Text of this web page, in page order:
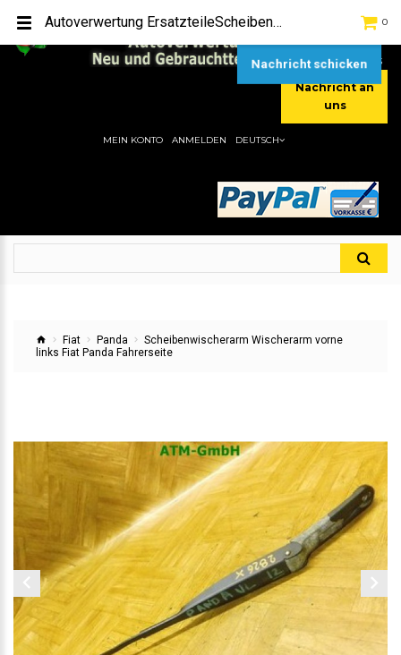
[+49] (0) 2232-5205
[+49] (0) 177 / 4080033
Nachricht an
uns
0
MEIN KONTO ANMELDEN DEUTSCH
Fiat Panda
Scheibenwischerarm Wischerarm vorne
links Fiat Panda Fahrerseite
Autoverwertung ErsatzteileScheibenwischerarm Wischerarm vorne links Fiat Panda FahrerseiteHier gibt es viele Autoersatzteile, günstigen Preise, gute Qualität
Nachricht schicken